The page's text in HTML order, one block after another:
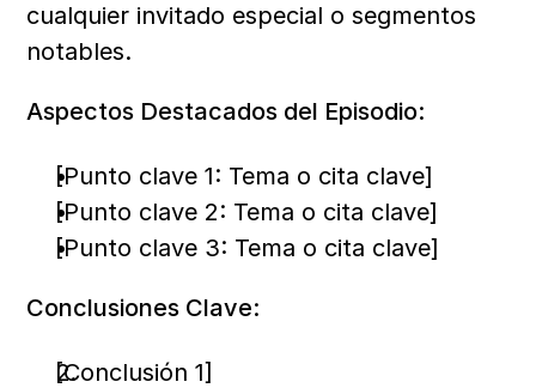
cualquier invitado especial o segmentos
notables.
Aspectos Destacados del Episodio:
[Punto clave 1: Tema o cita clave]
[Punto clave 2: Tema o cita clave]
[Punto clave 3: Tema o cita clave]
Conclusiones Clave:
[Conclusión 1]